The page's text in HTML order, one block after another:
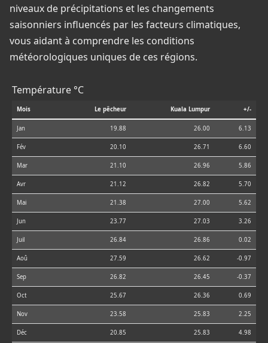
niveaux de précipitations et les changements
saisonniers influencés par les facteurs climatiques,
vous aidant à comprendre les conditions
météorologiques uniques de ces régions.
Température °C
Mois Le pêcheur Kuala Lumpur +/-
Jan 19.88 26.00 6.13
Fév 20.10 26.71 6.60
Mar 21.10 26.96 5.86
Avr 21.12 26.82 5.70
Mai 21.38 27.00 5.62
Jun 23.77 27.03 3.26
Juil 26.84 26.86 0.02
Aoû 27.59 26.62 -0.97
Sep 26.82 26.45 -0.37
Oct 25.67 26.36 0.69
Nov 23.58 25.83 2.25
Déc 20.85 25.83 4.98